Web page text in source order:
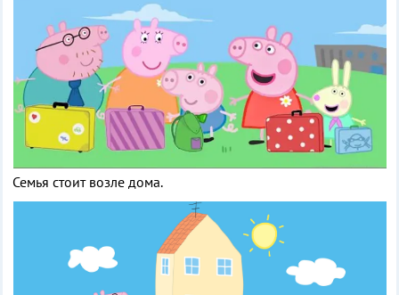
Семья стоит возле дома.